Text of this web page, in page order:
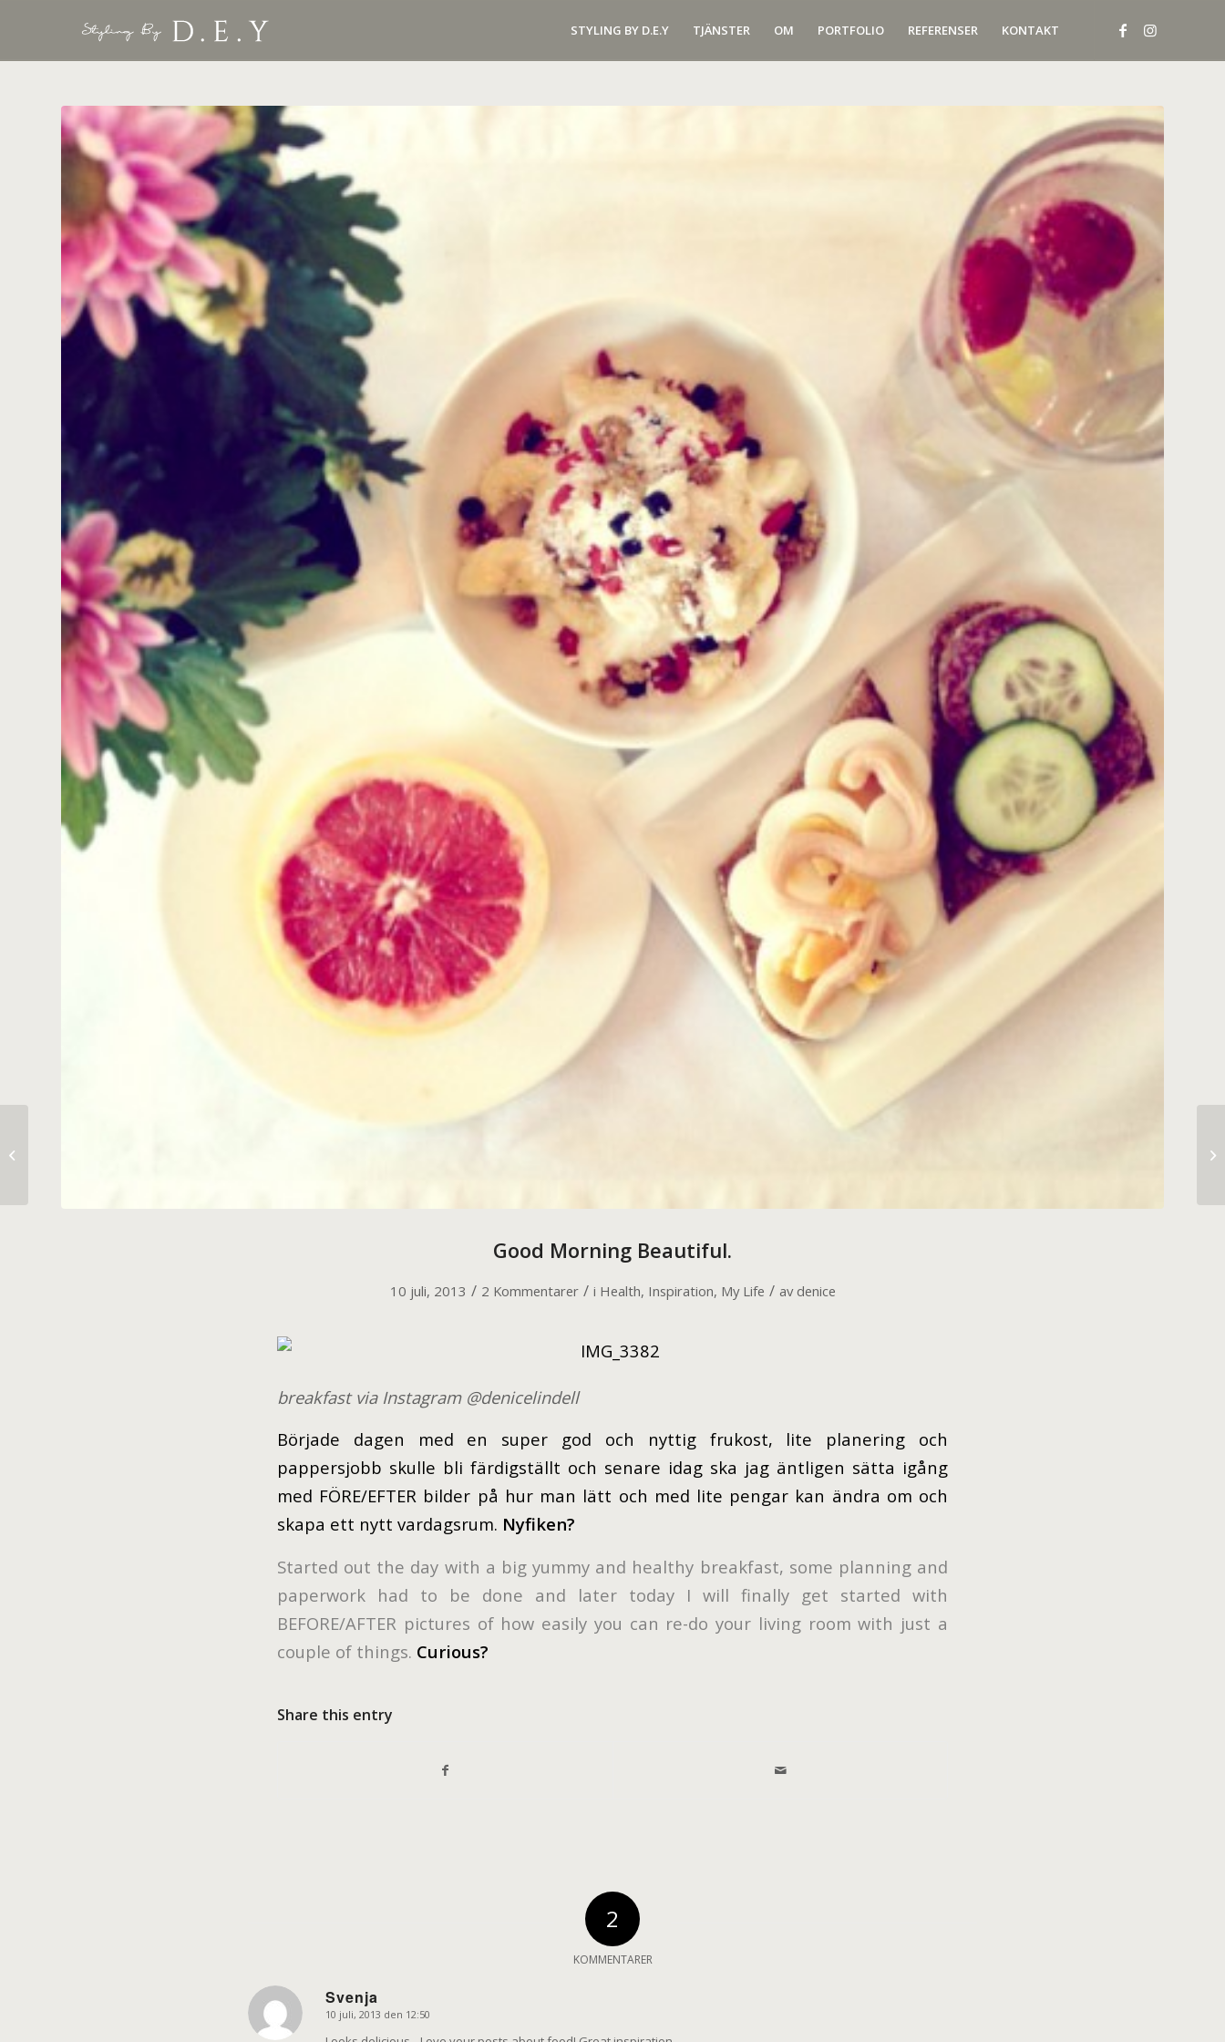
STYLING BY D.E.Y TJÄNSTER OM PORTFOLIO REFERENSER KONTAKT
Good Morning Beautiful.
10 juli, 2013 / 2 Kommentarer / i Health, Inspiration, My Life / av denice
breakfast via Instagram @denicelindell
Började dagen med en super god och nyttig frukost, lite planering och
pappersjobb skulle bli färdigställt och senare idag ska jag äntligen sätta igång
med FÖRE/EFTER bilder på hur man lätt och med lite pengar kan ändra om och
skapa ett nytt vardagsrum. Nyfiken?
Started out the day with a big yummy and healthy breakfast, some planning and
paperwork had to be done and later today I will finally get started with
BEFORE/AFTER pictures of how easily you can re-do your living room with just a
couple of things. Curious?
Share this entry
2
KOMMENTARER
Svenja
says:
10 juli, 2013 den 12:50